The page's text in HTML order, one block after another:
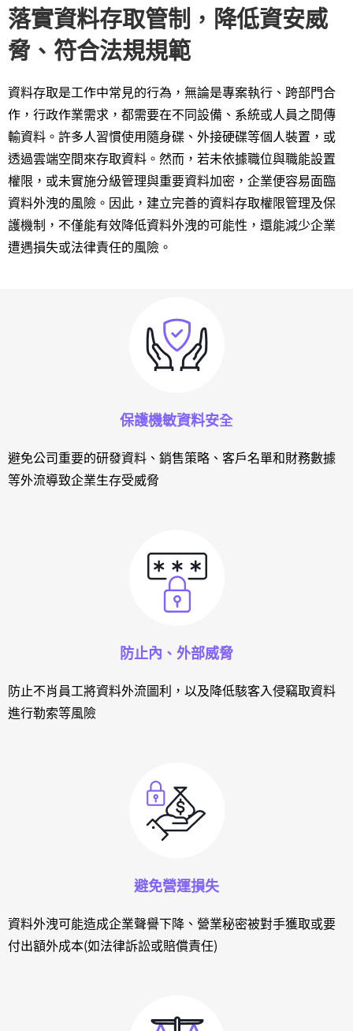
落實資料存取管制，降低資安威
脅、符合法規規範
資料存取是工作中常見的行為，無論是專案執行、跨部門合
作，行政作業需求，都需要在不同設備、系統或人員之間傳
輸資料。許多人習慣使用隨身碟、外接硬碟等個人裝置，或
透過雲端空間來存取資料。然而，若未依據職位與職能設置
權限，或未實施分級管理與重要資料加密，企業便容易面臨
資料外洩的風險。因此，建立完善的資料存取權限管理及保
護機制，不僅能有效降低資料外洩的可能性，還能減少企業
遭遇損失或法律責任的風險。
保護機敏資料安全
避免公司重要的研發資料、銷售策略、客戶名單和財務數據
等外流導致企業生存受威脅
防止內、外部威脅
防止不肖員工將資料外流圖利，以及降低駭客入侵竊取資料
進行勒索等風險
避免營運損失
資料外洩可能造成企業聲譽下降、營業秘密被對手獲取或要
付出額外成本(如法律訴訟或賠償責任)